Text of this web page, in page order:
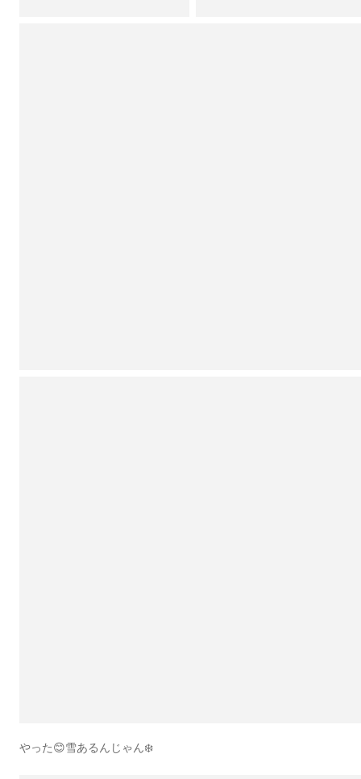
やった😊雪あるんじゃん❄️